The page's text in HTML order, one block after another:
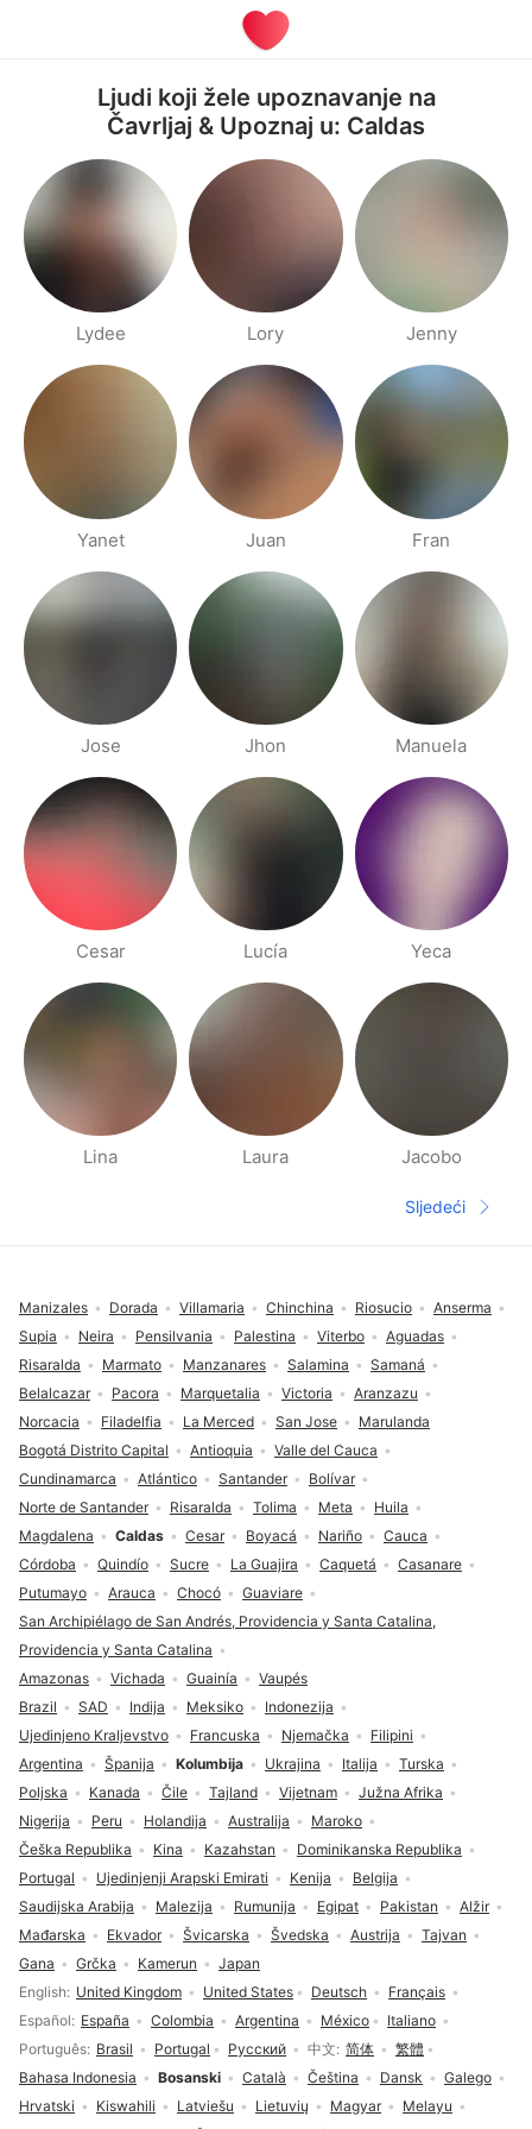
Ljudi koji žele upoznavanje na
Čavrljaj & Upoznaj u: Caldas
Lydee Lory Jenny
Yanet Juan Fran
Jose Jhon Manuela
Cesar Lucía Yeca
Lina Laura Jacobo
Sljedeća
Sljedeći
Izbor jezika
English United Kingdom United States Deutsch
Français
Español
España Colombia Argentina México
Italiano
Português Brasil Portugal Русский 中文 简体
繁體
Bahasa Indonesia
Bosanski Català Čeština Dansk
Galego
Hrvatski
Kiswahili Latviešu Lietuvių Magyar
Melayu
Brazil SAD Indija Meksiko
Indonezija
Ujedinjeno Kraljevstvo
Francuska Njemačka
Filipini
Argentina
Španija Kolumbija Ukrajina Italija
Turska
Poljska
Kanada Čile Tajland Vijetnam
Južna Afrika
Nigerija
Peru Holandija Australija
Maroko
Češka Republika
Kina Kazahstan
Dominikanska Republika
Portugal
Ujedinjenji Arapski Emirati Kenija
Belgija
Saudijska Arabija
Malezija Rumunija Egipat Pakistan
Alžir
Mađarska
Ekvador Švicarska Švedska Austrija
Tajvan
Gana
Grčka Kamerun Japan
Bogotá Distrito Capital Antioquia
Valle del Cauca
Cundinamarca
Atlántico Santander
Bolívar
Norte de Santander
Risaralda Tolima Meta
Huila
Magdalena
Caldas Cesar Boyacá Nariño
Cauca
Córdoba
Quindío Sucre La Guajira Caquetá
Casanare
Putumayo
Arauca Chocó
Guaviare
San Archipiélago de San Andrés, Providencia y Santa Catalina,
Providencia y Santa Catalina
Amazonas
Vichada Guainía Vaupés
Manizales Dorada Villamaria Chinchina Riosucio
Anserma
Supia
Neira Pensilvania Palestina Viterbo
Aguadas
Risaralda
Marmato Manzanares Salamina
Samaná
Belalcazar
Pacora Marquetalia Victoria
Aranzazu
Norcacia
Filadelfia La Merced San Jose Marulanda